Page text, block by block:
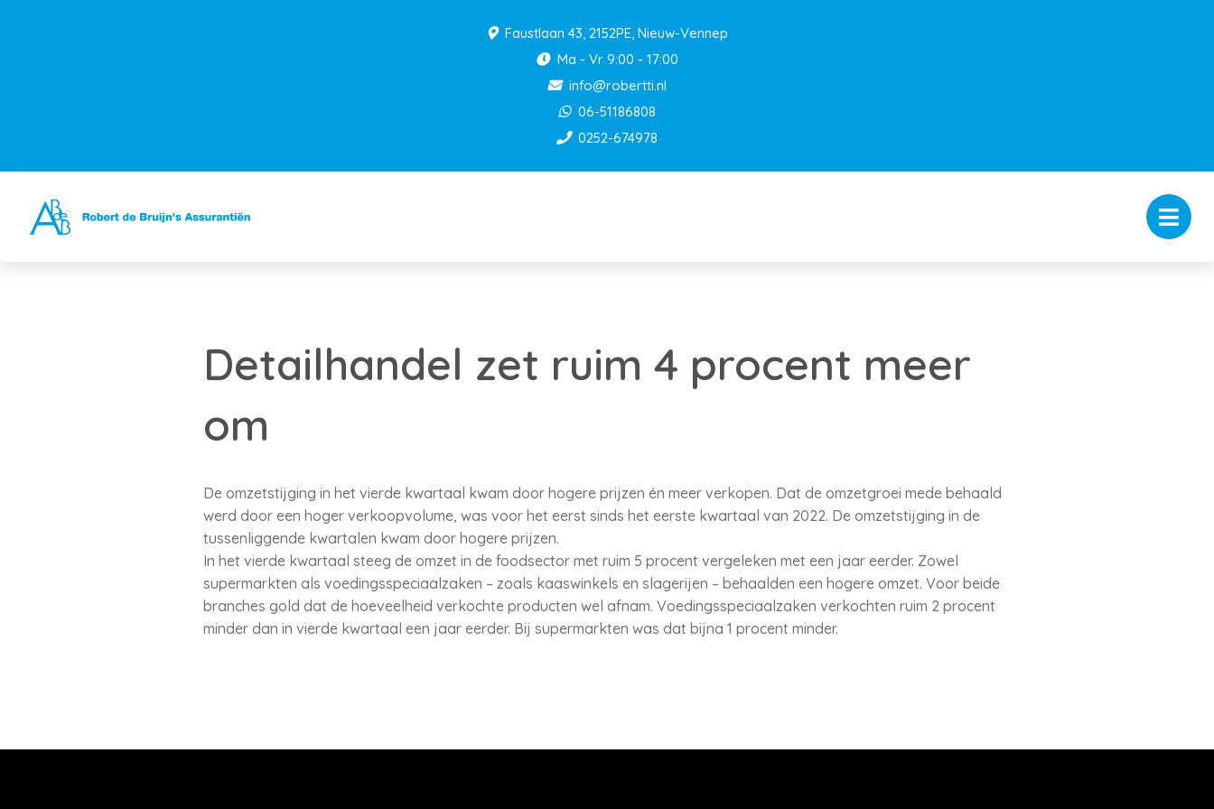
Faustlaan 43, 2152PE, Nieuw-Vennep
Ma - Vr 9:00 - 17:00
info@robertti.nl
06-51186808
0252-674978
Detailhandel zet ruim 4 procent meer
om
De omzetstijging in het vierde kwartaal kwam door hogere prijzen én meer verkopen. Dat de omzetgroei mede behaald
werd door een hoger verkoopvolume, was voor het eerst sinds het eerste kwartaal van 2022. De omzetstijging in de
tussenliggende kwartalen kwam door hogere prijzen.
In het vierde kwartaal steeg de omzet in de foodsector met ruim 5 procent vergeleken met een jaar eerder. Zowel
supermarkten als voedingsspeciaalzaken – zoals kaaswinkels en slagerijen – behaalden een hogere omzet. Voor beide
branches gold dat de hoeveelheid verkochte producten wel afnam. Voedingsspeciaalzaken verkochten ruim 2 procent
minder dan in vierde kwartaal een jaar eerder. Bij supermarkten was dat bijna 1 procent minder.